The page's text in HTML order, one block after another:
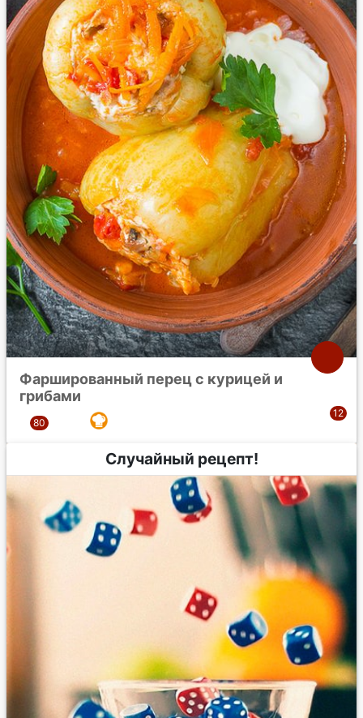
Фаршированный перец с курицей и
грибами
Случайный рецепт!